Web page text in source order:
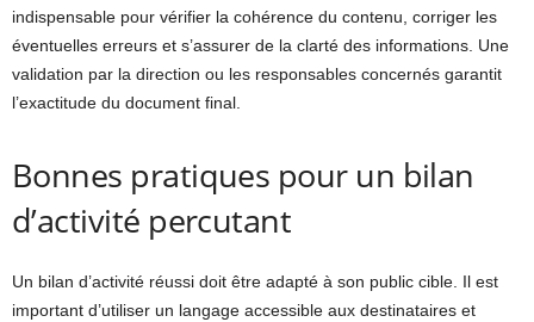
indispensable pour vérifier la cohérence du contenu, corriger les
éventuelles erreurs et s’assurer de la clarté des informations. Une
validation par la direction ou les responsables concernés garantit
l’exactitude du document final.
Bonnes pratiques pour un bilan
d’activité percutant
Un bilan d’activité réussi doit être adapté à son public cible. Il est
important d’utiliser un langage accessible aux destinataires et